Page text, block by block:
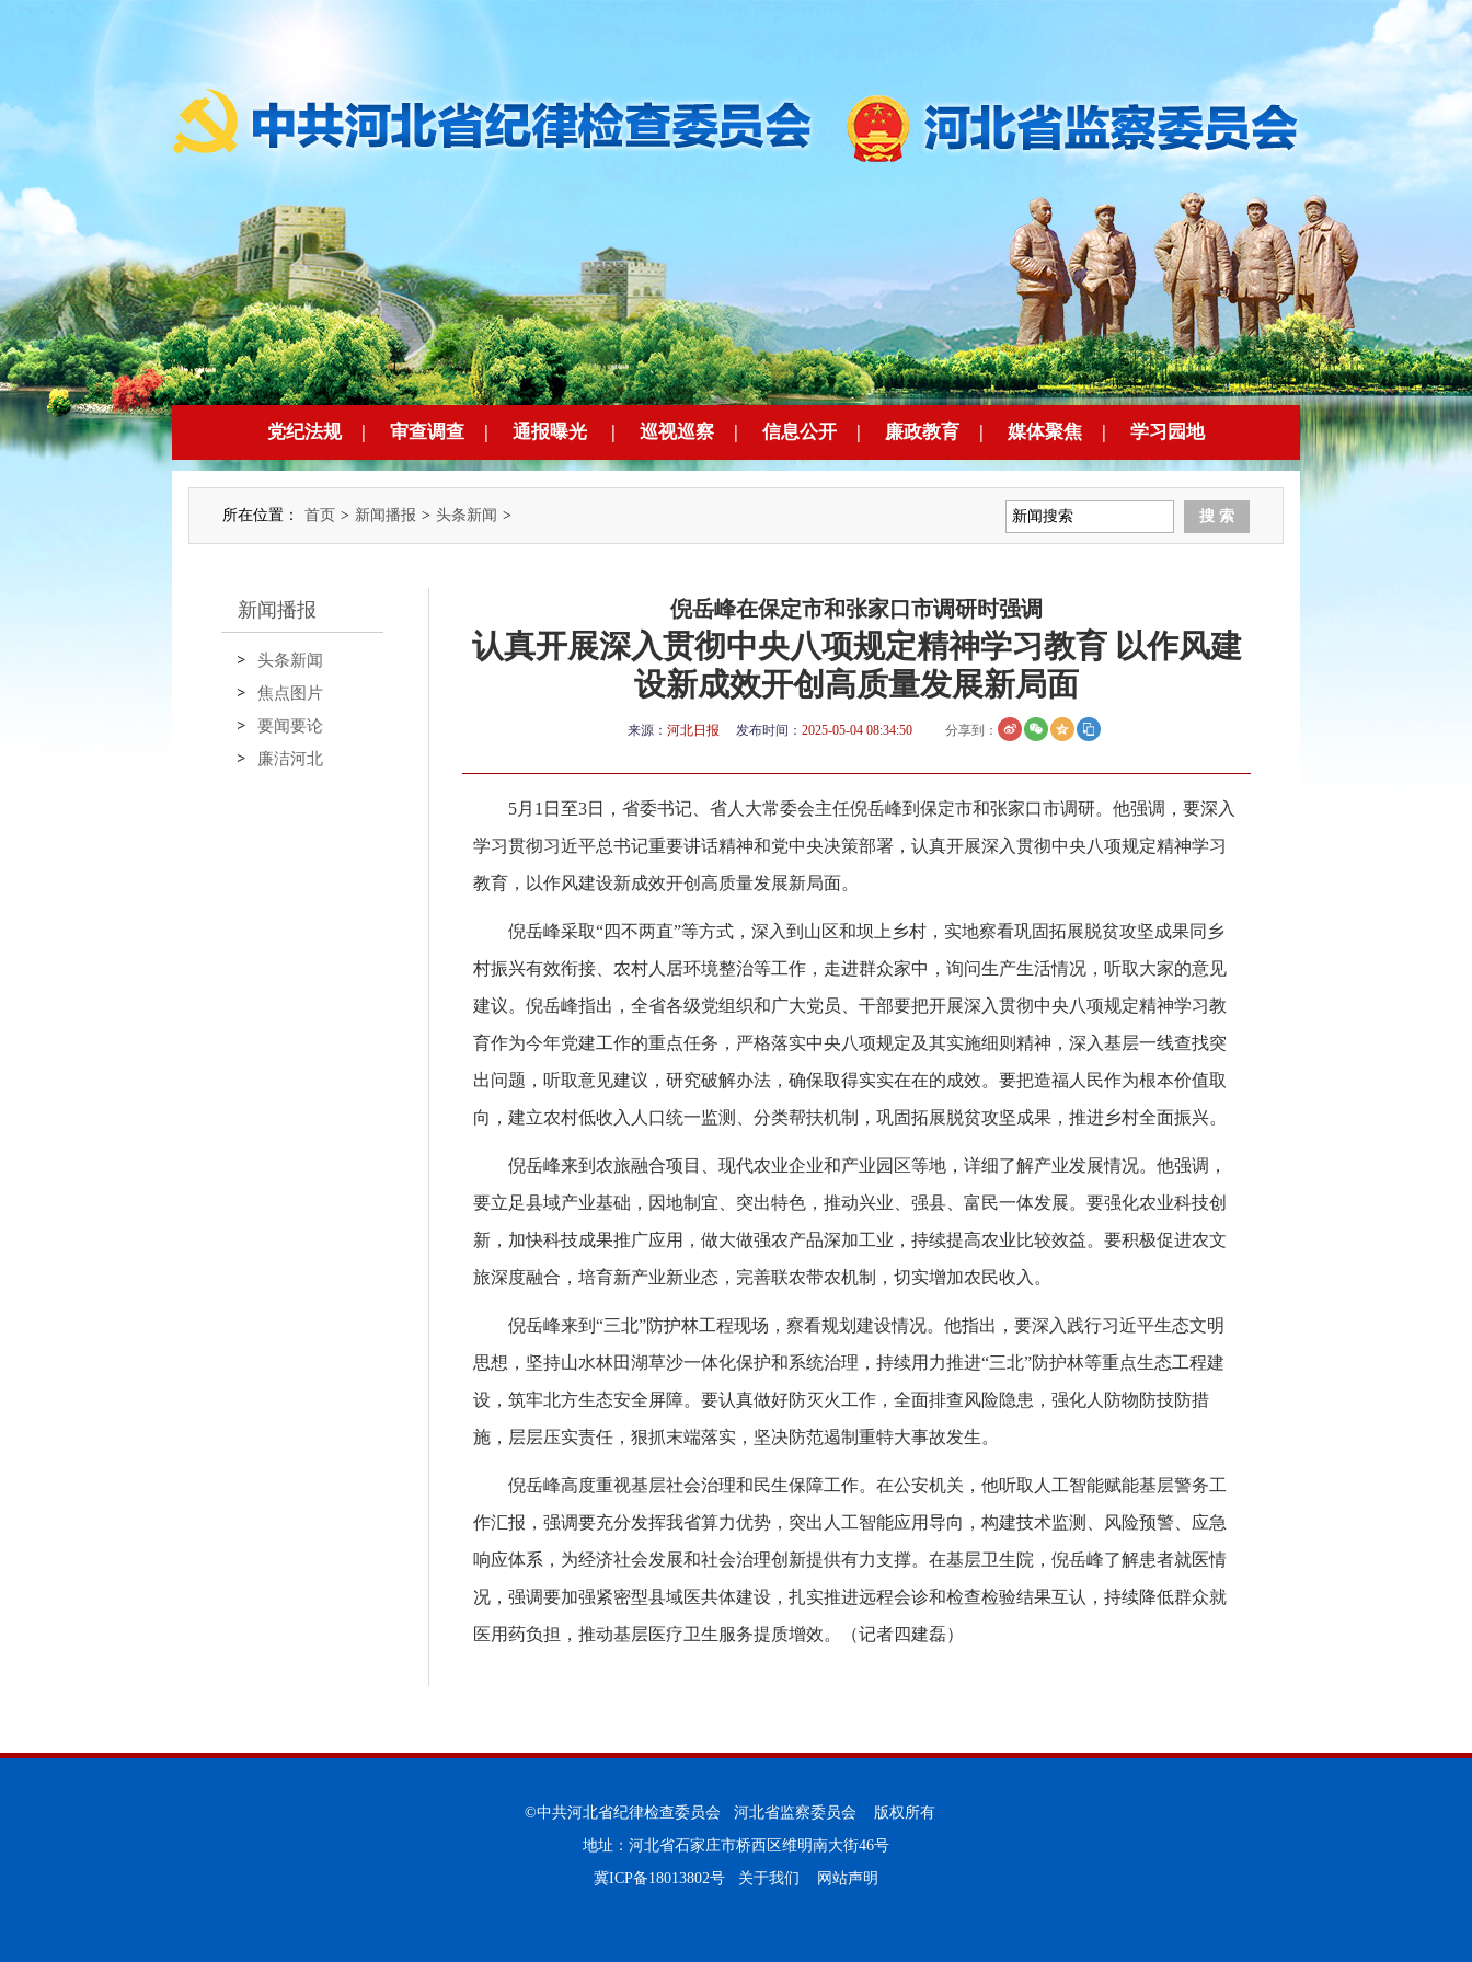
党纪法规 | 审查调查 | 通报曝光 | 巡视巡察 | 信息公开 | 廉政教育 | 媒体聚焦 | 学习园地
所在位置： 首页 > 新闻播报 > 头条新闻 >
新闻播报
头条新闻
焦点图片
要闻要论
廉洁河北
倪岳峰在保定市和张家口市调研时强调
认真开展深入贯彻中央八项规定精神学习教育 以作风建
设新成效开创高质量发展新局面
来源： 河北日报 发布时间： 2025-05-04 08:34:50 分享到：
5月1日至3日，省委书记、省人大常委会主任倪岳峰到保定市和张家口市调研。他强调，要深入
学习贯彻习近平总书记重要讲话精神和党中央决策部署，认真开展深入贯彻中央八项规定精神学习
教育，以作风建设新成效开创高质量发展新局面。
倪岳峰采取“四不两直”等方式，深入到山区和坝上乡村，实地察看巩固拓展脱贫攻坚成果同乡
村振兴有效衔接、农村人居环境整治等工作，走进群众家中，询问生产生活情况，听取大家的意见
建议。倪岳峰指出，全省各级党组织和广大党员、干部要把开展深入贯彻中央八项规定精神学习教
育作为今年党建工作的重点任务，严格落实中央八项规定及其实施细则精神，深入基层一线查找突
出问题，听取意见建议，研究破解办法，确保取得实实在在的成效。要把造福人民作为根本价值取
向，建立农村低收入人口统一监测、分类帮扶机制，巩固拓展脱贫攻坚成果，推进乡村全面振兴。
倪岳峰来到农旅融合项目、现代农业企业和产业园区等地，详细了解产业发展情况。他强调，
要立足县域产业基础，因地制宜、突出特色，推动兴业、强县、富民一体发展。要强化农业科技创
新，加快科技成果推广应用，做大做强农产品深加工业，持续提高农业比较效益。要积极促进农文
旅深度融合，培育新产业新业态，完善联农带农机制，切实增加农民收入。
倪岳峰来到“三北”防护林工程现场，察看规划建设情况。他指出，要深入践行习近平生态文明
思想，坚持山水林田湖草沙一体化保护和系统治理，持续用力推进“三北”防护林等重点生态工程建
设，筑牢北方生态安全屏障。要认真做好防灭火工作，全面排查风险隐患，强化人防物防技防措
施，层层压实责任，狠抓末端落实，坚决防范遏制重特大事故发生。
倪岳峰高度重视基层社会治理和民生保障工作。在公安机关，他听取人工智能赋能基层警务工
作汇报，强调要充分发挥我省算力优势，突出人工智能应用导向，构建技术监测、风险预警、应急
响应体系，为经济社会发展和社会治理创新提供有力支撑。在基层卫生院，倪岳峰了解患者就医情
况，强调要加强紧密型县域医共体建设，扎实推进远程会诊和检查检验结果互认，持续降低群众就
医用药负担，推动基层医疗卫生服务提质增效。
（记者四建磊）
©中共河北省纪律检查委员会 河北省监察委员会 版权所有
地址：河北省石家庄市桥西区维明南大街46号
冀ICP备18013802号
关于我们 网站声明